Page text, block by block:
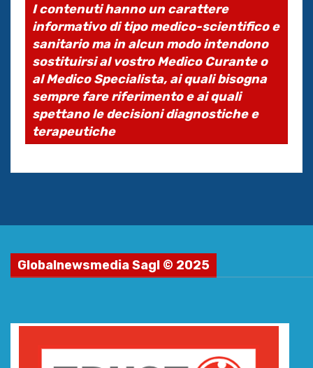
I contenuti hanno un carattere
informativo di tipo medico-scientifico e
sanitario ma in alcun modo intendono
sostituirsi al vostro Medico Curante o
al Medico Specialista, ai quali bisogna
sempre fare riferimento e ai quali
spettano le decisioni diagnostiche e
terapeutiche
Globalnewsmedia Sagl © 2025